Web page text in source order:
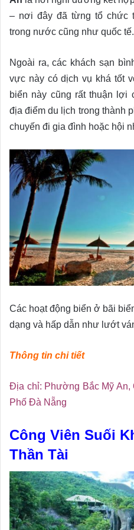
– nơi đây đã từng tổ chức
trong nước cũng như quốc tế.
Ngoài ra, các khách sạn
vực này có dịch vụ khá tốt
biển này cũng rất thuận lợi
địa điểm du lịch trong thành
chuyến đi gia đình hoặc hội
Các hoạt động biển ở bãi
dạng và hấp dẫn như lướt
Thông tin chi tiết
Địa chỉ: Phường Bắc Mỹ An,
Phố Đà Nẵng
Công Viên Suối
Thần Tài